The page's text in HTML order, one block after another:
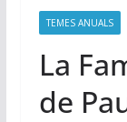
TEMES ANUALS
La
de